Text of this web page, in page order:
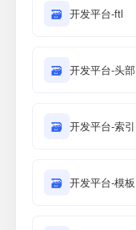
🗃 开发平台-ftl
🗃 开发平台-头部
🗃 开发平台-索引
🗃 开发平台-模板